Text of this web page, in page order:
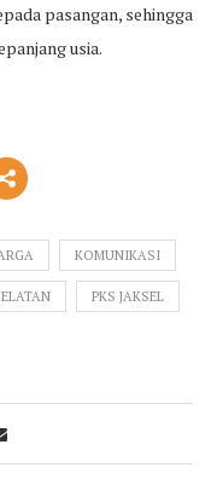
pasangan, sehingga
usia.
KOMUNIKASI
PKS JAKSEL